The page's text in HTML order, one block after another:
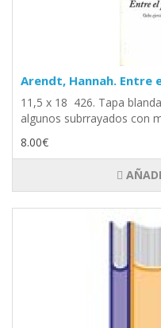
Arendt, Hannah. Entre
11,5 x 18 426. Tapa
algunos subrrayados con
8.00€